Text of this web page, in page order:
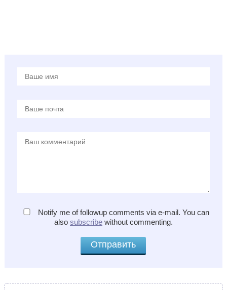
Notify me of followup comments via e-mail. You can
also subscribewithout commenting.